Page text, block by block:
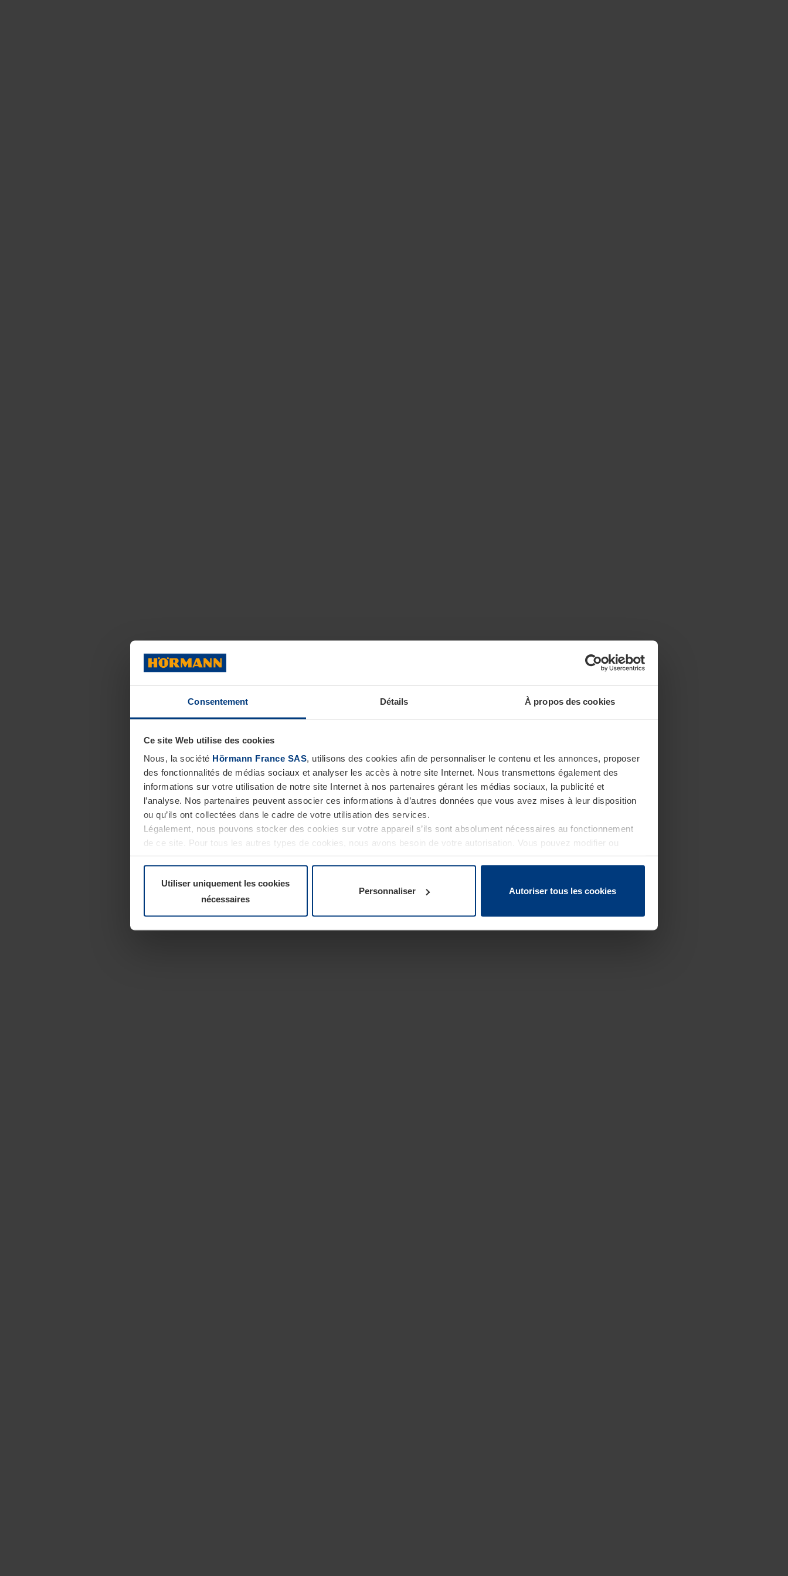
Consentement Détails À propos des cookies
Ce site Web utilise des cookies
Nous, la société Hörmann France SAS, utilisons des cookies afin de personnaliser le contenu et les annonces, proposer
des fonctionnalités de médias sociaux et analyser les accès à notre site Internet. Nous transmettons également des
informations sur votre utilisation de notre site Internet à nos partenaires gérant les médias sociaux, la publicité et
l’analyse. Nos partenaires peuvent associer ces informations à d’autres données que vous avez mises à leur disposition
ou qu’ils ont collectées dans le cadre de votre utilisation des services.
Légalement, nous pouvons stocker des cookies sur votre appareil s’ils sont absolument nécessaires au fonctionnement
de ce site. Pour tous les autres types de cookies, nous avons besoin de votre autorisation. Vous pouvez modifier ou
Utiliser uniquement les cookies
nécessaires
Personnaliser Autoriser tous les cookies